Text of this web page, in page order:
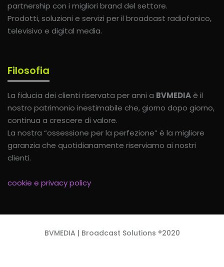
partnership con i migliori brand del settore.
Prodotti, soluzioni e servizi per il broadcast radiofonico,
televisivo e digital media.
Filosofia
La fiducia dei clienti riservata per anni a BVMEDIAè il
nostro patrimonio inestimabile che, giorno dopo giorno,
continua a crescere di valore.
La nostra “ossessione per la perfezione” è la migliore
garanzia che quotidianamente riserviamo ai nostri
clienti.
cookie e privacy policy
BVMEDIA | Broadcast Solutions ®2020